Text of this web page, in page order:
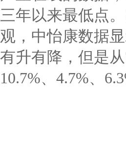
三年以来最低点
观，中怡康数据显
有升有降，但是从
10.7%、 4.7%、